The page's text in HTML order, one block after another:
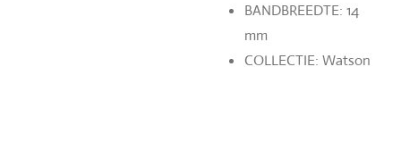
BANDBREEDTE: 14
mm
COLLECTIE: Watson